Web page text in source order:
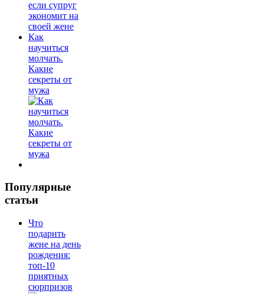
Как
научиться
молчать.
Какие
секреты от
мужа
Популярные
статьи
Что
подарить
жене на день
рождения:
топ-10
приятных
сюрпризов